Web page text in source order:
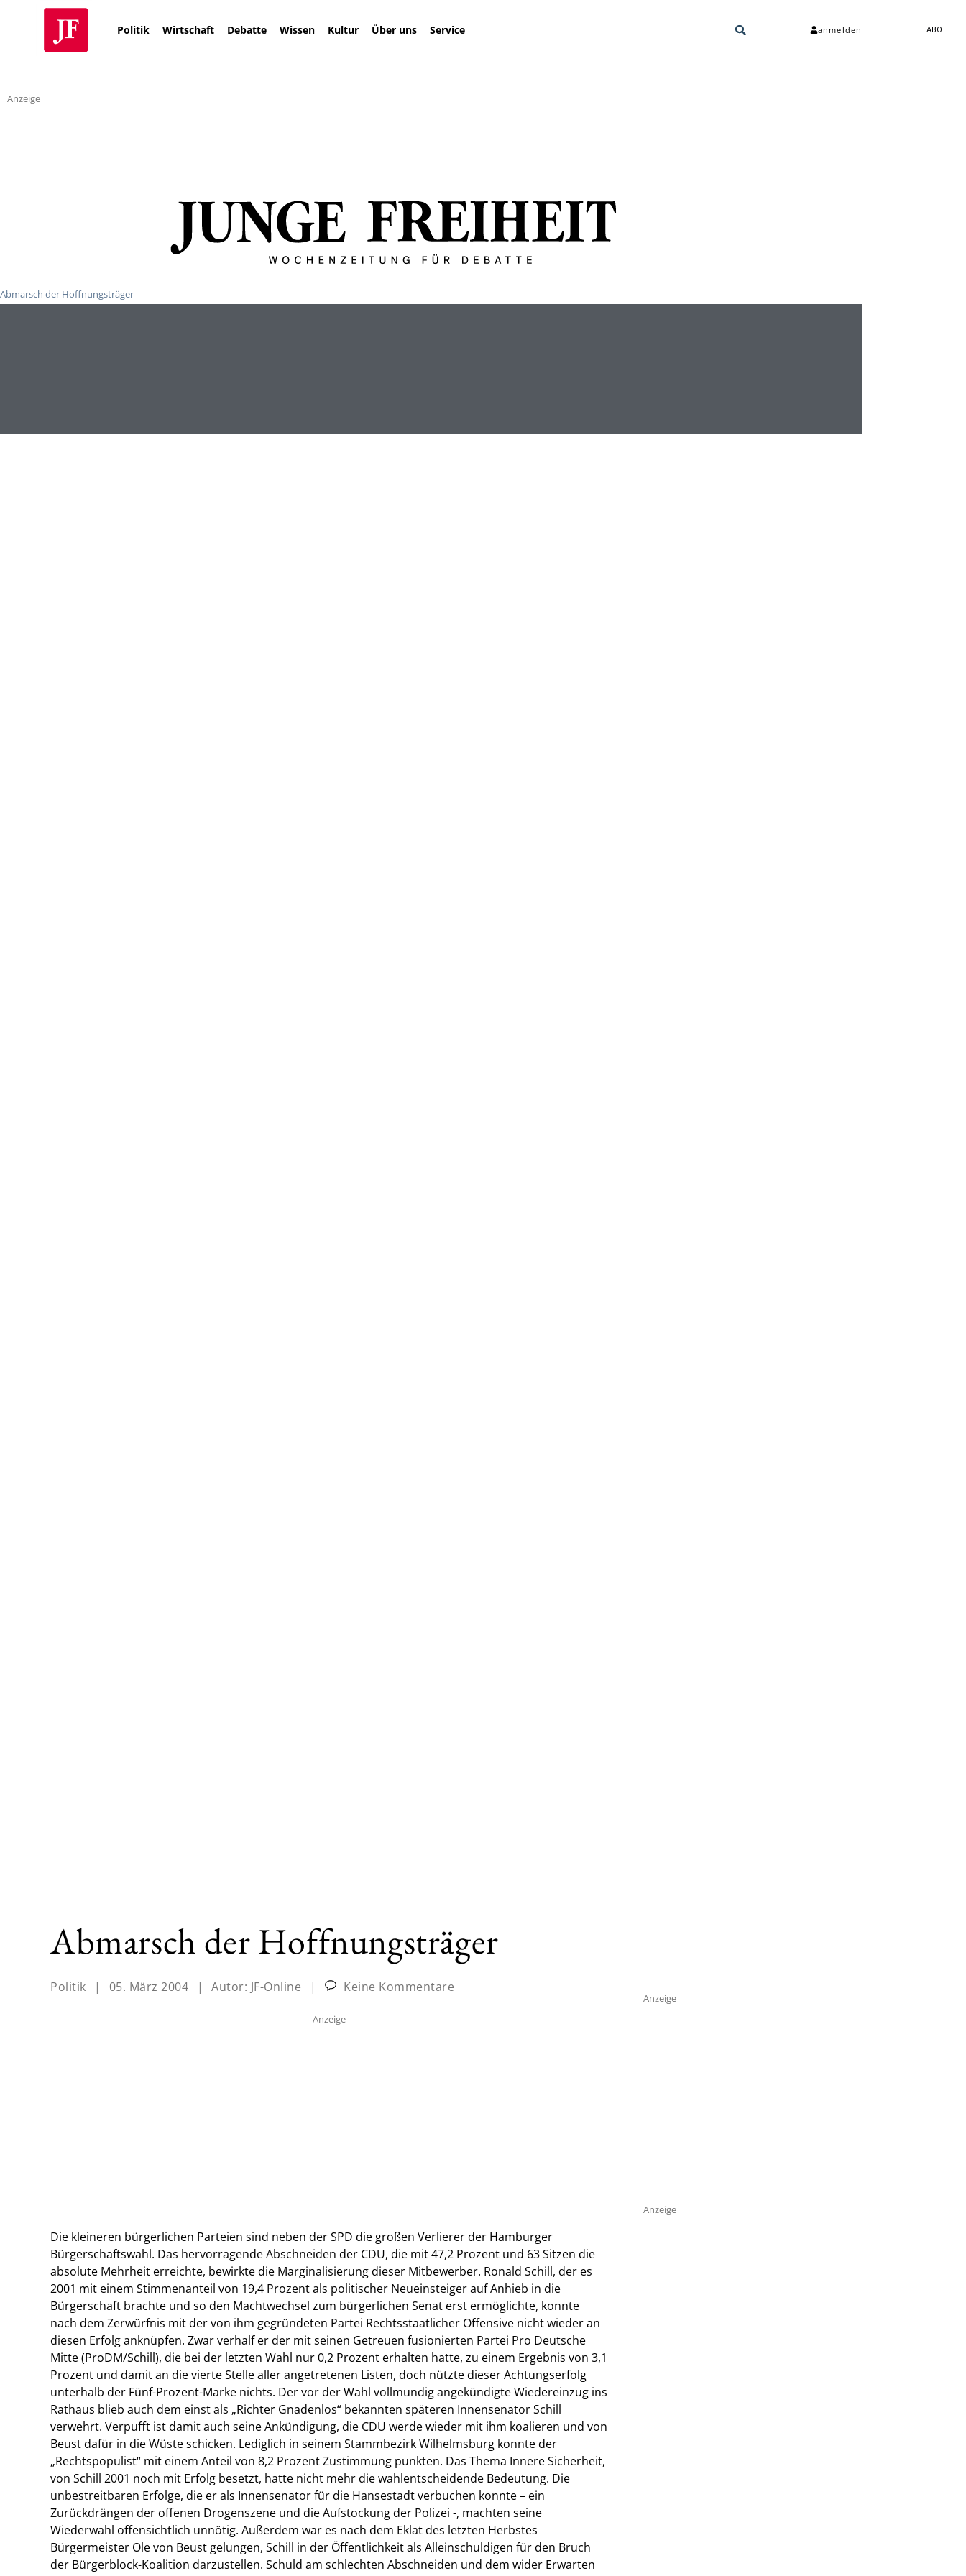
Politik Wirtschaft Debatte Wissen Kultur Über uns Service anmelden ABO
Anzeige
Abmarsch der Hoffnungsträger
Abmarsch der Hoffnungsträger
Politik | 05. März 2004 | Autor: JF-Online | Keine Kommentare
Anzeige
Die kleineren bürgerlichen Parteien sind neben der SPD die großen Verlierer der Hamburger
Bürgerschaftswahl. Das hervorragende Abschneiden der CDU, die mit 47,2 Prozent und 63 Sitzen die
absolute Mehrheit erreichte, bewirkte die Marginalisierung dieser Mitbewerber. Ronald Schill, der es
2001 mit einem Stimmenanteil von 19,4 Prozent als politischer Neueinsteiger auf Anhieb in die
Bürgerschaft brachte und so den Machtwechsel zum bürgerlichen Senat erst ermöglichte, konnte
nach dem Zerwürfnis mit der von ihm gegründeten Partei Rechtsstaatlicher Offensive nicht wieder an
diesen Erfolg anknüpfen. Zwar verhalf er der mit seinen Getreuen fusionierten Partei Pro Deutsche
Mitte (ProDM/Schill), die bei der letzten Wahl nur 0,2 Prozent erhalten hatte, zu einem Ergebnis von 3,1
Prozent und damit an die vierte Stelle aller angetretenen Listen, doch nützte dieser Achtungserfolg
unterhalb der Fünf-Prozent-Marke nichts. Der vor der Wahl vollmundig angekündigte Wiedereinzug ins
Rathaus blieb auch dem einst als „Richter Gnadenlos“ bekannten späteren Innensenator Schill
verwehrt. Verpufft ist damit auch seine Ankündigung, die CDU werde wieder mit ihm koalieren und von
Beust dafür in die Wüste schicken. Lediglich in seinem Stammbezirk Wilhelmsburg konnte der
„Rechtspopulist“ mit einem Anteil von 8,2 Prozent Zustimmung punkten. Das Thema Innere Sicherheit,
von Schill 2001 noch mit Erfolg besetzt, hatte nicht mehr die wahlentscheidende Bedeutung. Die
unbestreitbaren Erfolge, die er als Innensenator für die Hansestadt verbuchen konnte – ein
Zurückdrängen der offenen Drogenszene und die Aufstockung der Polizei -, machten seine
Wiederwahl offensichtlich unnötig. Außerdem war es nach dem Eklat des letzten Herbstes
Bürgermeister Ole von Beust gelungen, Schill in der Öffentlichkeit als Alleinschuldigen für den Bruch
der Bürgerblock-Koalition darzustellen. Schuld am schlechten Abschneiden und dem wider Erwarten
Anzeige
Anzeige